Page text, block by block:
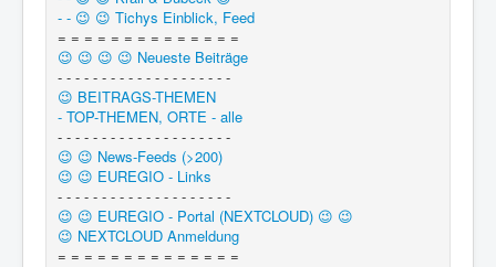
- - 😉 😉 Tichys Einblick, Feed
= = = = = = = = = = = = = =
😉 😉 😉 😉 Neueste Beiträge
- - - - - - - - - - - - - - - - - - - -
😉 BEITRAGS-THEMEN
- TOP-THEMEN, ORTE - alle
- - - - - - - - - - - - - - - - - - - -
😉 😉 News-Feeds (>200)
😉 😉 EUREGIO - Links
- - - - - - - - - - - - - - - - - - - -
😉 😉 EUREGIO - Portal (NEXTCLOUD) 😉 😉
😉 NEXTCLOUD Anmeldung
= = = = = = = = = = = = = =